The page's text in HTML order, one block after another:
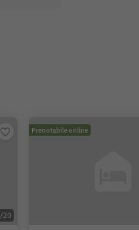
/20
Prenotabile online